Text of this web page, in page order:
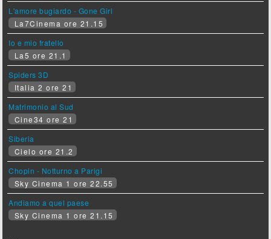
L'amore bugiardo - Gone Girl
La7Cinema ore 21.15
Io e mio fratello
La5 ore 21.1
Spiders 3D
Italia 2 ore 21
Matrimonio al Sud
Cine34 ore 21
Siberia
Cielo ore 21.2
Chopin - Notturno a Parigi
Sky Cinema 1 ore 22.55
Andiamo a quel paese
Sky Cinema 1 ore 21.15